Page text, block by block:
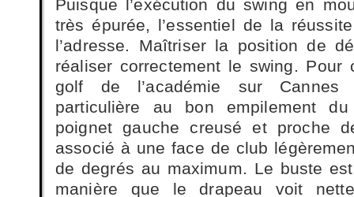
Puisque l’exécution du swing en
très épurée, l’essentiel de la
l’adresse. Maîtriser la position de
réaliser correctement le swing.
golf de l’académie sur Cannes
particulière au bon empilement
poignet gauche creusé et proche
associé à une face de club
de degrés au maximum. Le buste
manière que le drapeau voit